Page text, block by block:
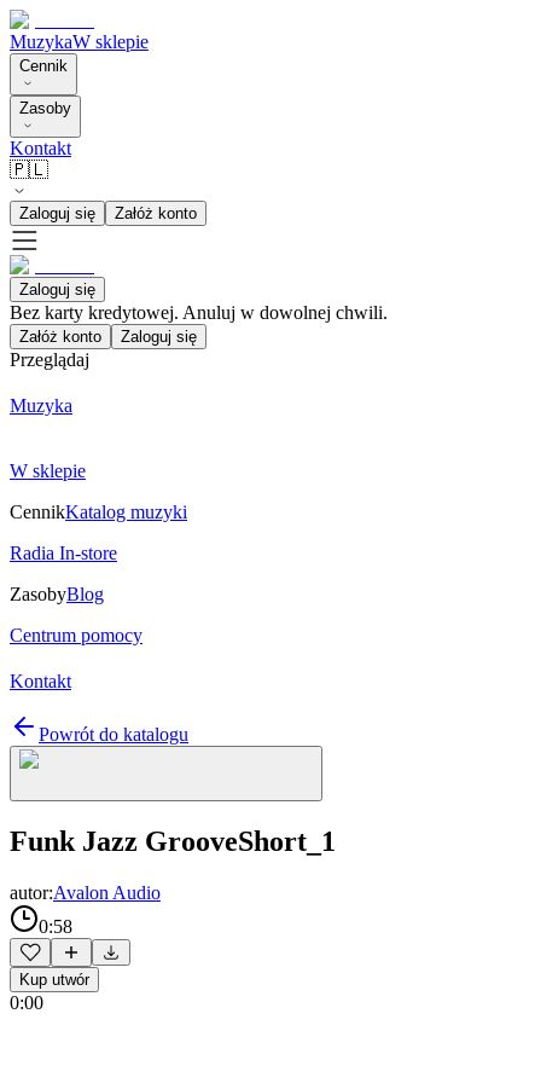
MuzykaW sklepie
Cennik
Zasoby
Kontakt
🇵🇱
Zaloguj się Załóż konto
Zaloguj się
Bez karty kredytowej. Anuluj w dowolnej chwili.
Załóż konto Zaloguj się
Przeglądaj
Muzyka
W sklepie
CennikKatalog muzyki
Radia In-store
ZasobyBlog
Centrum pomocy
Kontakt
Powrót do katalogu
Funk Jazz GrooveShort_1
autor:Avalon Audio
0:58
Kup utwór
0:00